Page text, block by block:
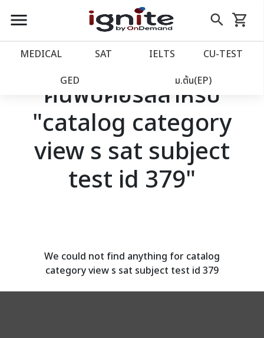
close
account_balance หน้าแรก
เว็บไซต์อิกไนท์
โปรโมชั่น
วางแผนการเรียน
เข้าสู่ระบบ
menu search
Skip
to
shopping_cart
รถเข็น
MEDICAL SAT IELTS CU‑TEST
GED ม.ต้น(EP)
ค้นพบคอร์สสำหรับ
"catalog category
view s sat subject
test id 379"
We could not find anything for catalog
category view s sat subject test id 379